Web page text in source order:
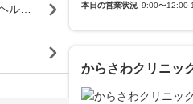
本日の営業状況 9:00〜12:00
からさわクリニッ
ルスケア